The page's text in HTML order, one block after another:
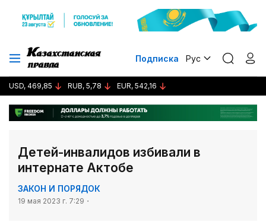
Подписка Рус
USD, 469,85 RUB, 5,78 EUR, 542,16
Детей-инвалидов избивали в
интернате Актобе
ЗАКОН И ПОРЯДОК
19 мая 2023 г. 7:29